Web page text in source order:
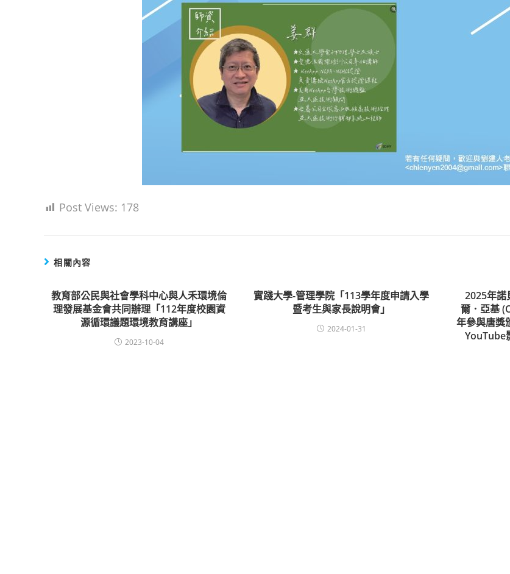
Post Views: 178
相關內容
教育部公民與社會學科中心與人禾環境倫
理發展基金會共同辦理「112年度校園資
源循環議題環境教育講座」
2023-10-04
實踐大學-管理學院「113學年度申請入學
暨考生與家長說明會」
2024-01-31
2025年諾
爾．亞基
年參與唐獎
YouTube